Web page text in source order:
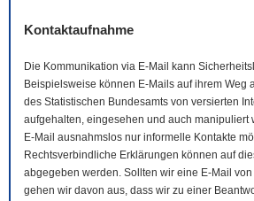
Kontaktaufnahme
Die Kommunikation via E-Mail
kann
Beispielsweise können E-Mails auf ihrem Weg
des Statistischen Bundesamts von versierten
aufgehalten, eingesehen und auch manipuliert
E-Mail ausnahmslos nur informelle Kontakte
Rechtsverbindliche Erklärungen können auf
abgegeben werden. Sollten wir eine E-Mail
gehen wir davon aus, dass wir zu einer